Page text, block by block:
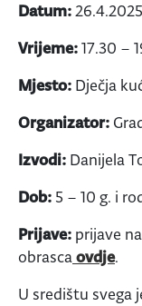
Datum:
Vrijeme:17.30 –
Mjesto: Dječja
Organizator:
Izvodi: Danijela
Dob: 5 – 10 g. i
Prijave: prijave
obrascaovdje.
U središtu svega